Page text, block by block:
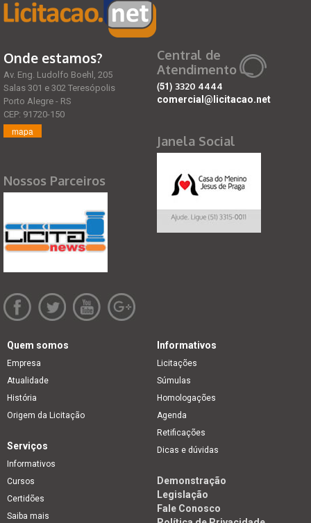
Onde estamos?
Av. Eng. Ludolfo Boehl, 205
Salas 301 e 302 Teresópolis
Porto Alegre - RS
CEP: 91720-150
mapa
Nossos Parceiros
Central de
Atendimento
(51) 3320 4444
comercial@licitacao.net
Janela Social
Quem somos
Empresa
Atualidade
História
Origem da Licitação
Informativos
Licitações
Súmulas
Homologações
Agenda
Retificações
Dicas e dúvidas
Serviços
Informativos
Cursos
Certidões
Saiba mais
Demonstração
Legislação
Fale Conosco